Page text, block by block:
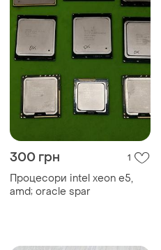
300 грн 1
Процесори intel xeon e5,
amd; oracle spar